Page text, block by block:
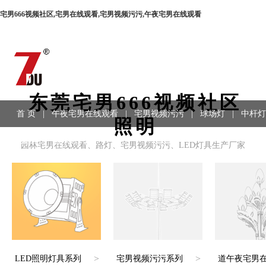
宅男666视频社区,宅男在线观看,宅男视频污污,午夜宅男在线观看
东莞宅男666视频社区
照明
园林宅男在线观看、路灯、宅男视频污污、LED灯具生产厂家
首 页 午夜宅男在线观看 宅男视频污污 | 球场灯 中杆灯
程案例 | 联系方式
LED照明灯具系列 > 宅男视频污污系列 > 道午夜宅男